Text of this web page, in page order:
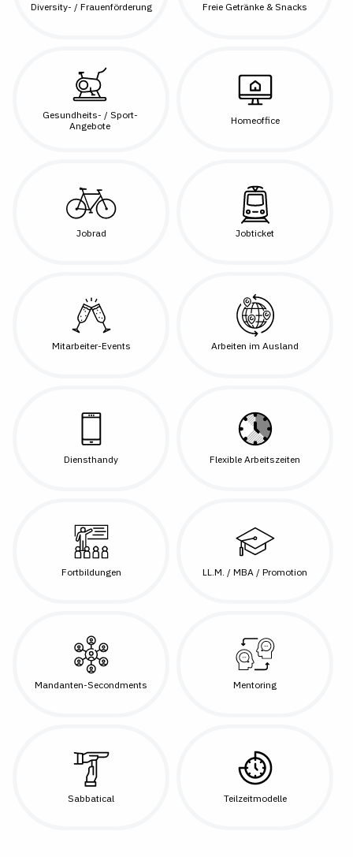
Diversity- / Frauenförderung Freie Getränke & Snacks
Gesundheits- / Sport-
Angebote
Homeoffice
Jobrad Jobticket
Mitarbeiter-Events Arbeiten im Ausland
Diensthandy Flexible Arbeitszeiten
Fortbildungen LL.M. / MBA / Promotion
Mandanten-Secondments Mentoring
Sabbatical Teilzeitmodelle